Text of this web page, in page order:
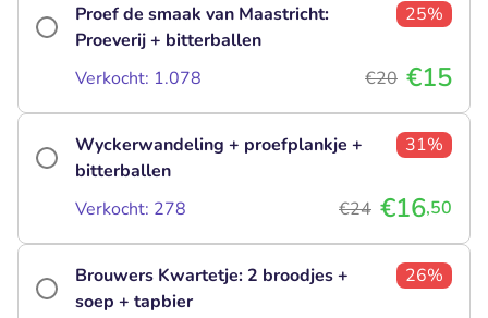
Proef de smaak van Maastricht:
Proeverij + bitterballen
25%
Verkocht: 1.078 €20 €15
Wyckerwandeling + proefplankje +
bitterballen
31%
Verkocht: 278 €24 €16,50
Brouwers Kwartetje: 2 broodjes +
soep + tapbier
26%